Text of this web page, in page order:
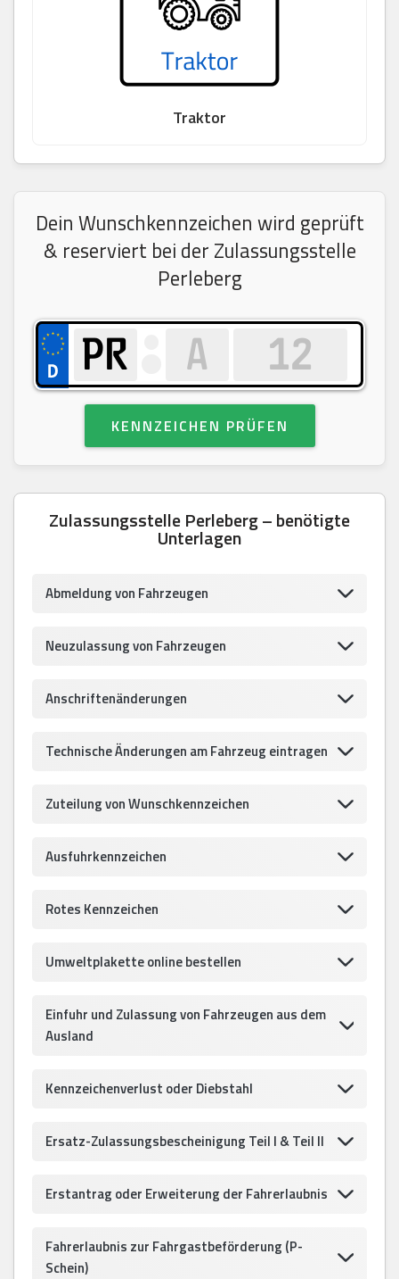
Traktor
Dein Wunschkennzeichen wird geprüft
& reserviert bei der Zulassungsstelle
Perleberg
KENNZEICHEN PRÜFEN
Zulassungsstelle Perleberg – benötigte
Unterlagen
Abmeldung von Fahrzeugen
Neuzulassung von Fahrzeugen
Anschriftenänderungen
Technische Änderungen am Fahrzeug eintragen
Zuteilung von Wunschkennzeichen
Ausfuhrkennzeichen
Rotes Kennzeichen
Umweltplakette online bestellen
Einfuhr und Zulassung von Fahrzeugen aus dem
Ausland
Kennzeichenverlust oder Diebstahl
Ersatz-Zulassungsbescheinigung Teil I & Teil II
Erstantrag oder Erweiterung der Fahrerlaubnis
Fahrerlaubnis zur Fahrgastbeförderung (P-
Schein)